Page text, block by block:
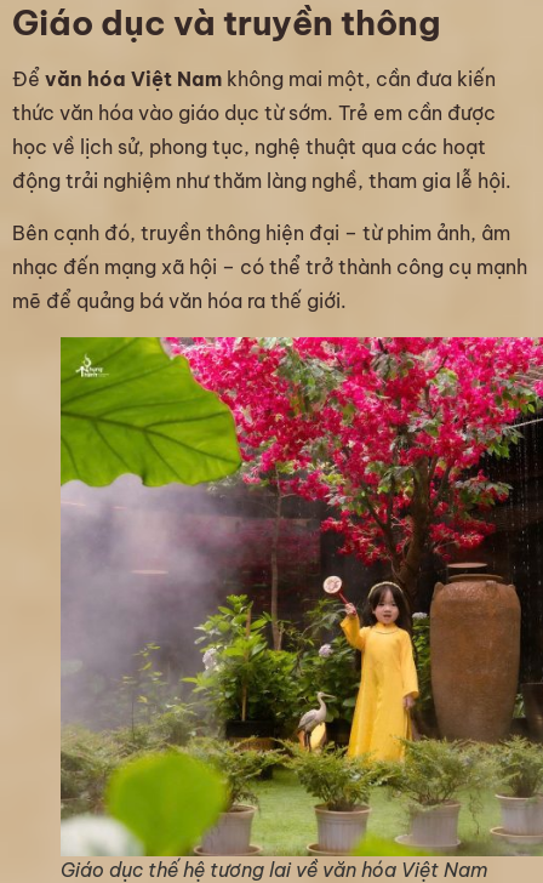
Giáo dục và truyền thông
Để văn hóa Việt Nam không mai một, cần đưa kiến
thức văn hóa vào giáo dục từ sớm. Trẻ em cần được
học về lịch sử, phong tục, nghệ thuật qua các hoạt
động trải nghiệm như thăm làng nghề, tham gia lễ hội.
Bên cạnh đó, truyền thông hiện đại – từ phim ảnh, âm
nhạc đến mạng xã hội – có thể trở thành công cụ mạnh
mẽ để quảng bá văn hóa ra thế giới.
Giáo dục thế hệ tương lai về văn hóa Việt Nam